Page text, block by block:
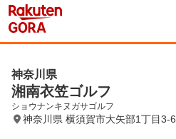
神奈川県
湘南衣笠ゴルフ
ショウナンキヌガサゴルフ
神奈川県 横須賀市大矢部1丁目3-6